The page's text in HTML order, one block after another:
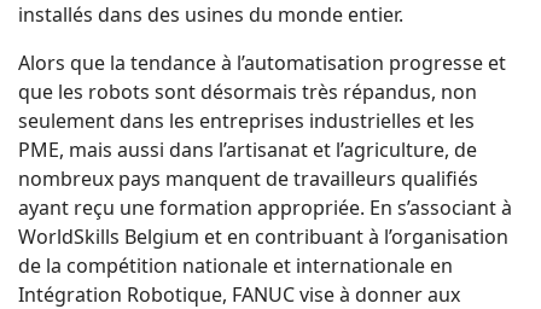
installés dans des usines du monde entier.
Alors que la tendance à l’automatisation progresse et
que les robots sont désormais très répandus, non
seulement dans les entreprises industrielles et les
PME, mais aussi dans l’artisanat et l’agriculture, de
nombreux pays manquent de travailleurs qualifiés
ayant reçu une formation appropriée. En s’associant à
WorldSkills Belgium et en contribuant à l’organisation
de la compétition nationale et internationale en
Intégration Robotique, FANUC vise à donner aux